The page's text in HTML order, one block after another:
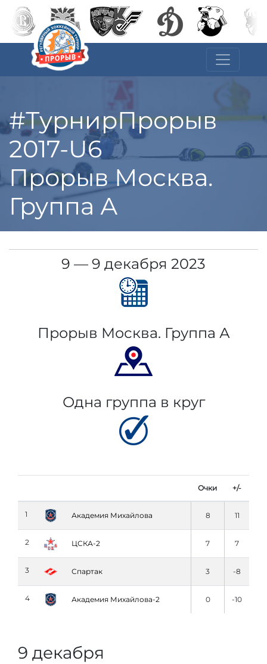
#ТурнирПрорыв
2017-U6
Прорыв Москва.
Группа А
9 — 9 декабря 2023
Прорыв Москва. Группа А
Одна группа в круг
Очки +/-
1 Академия Михайлова 8 11
2 ЦСКА-2 7 7
3 Спартак 3 -8
4 Академия Михайлова-2 0 -10
9 декабря